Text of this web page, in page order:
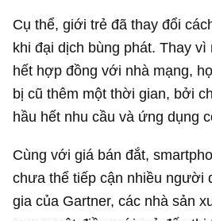
Cụ thể, giới trẻ đã thay đổi
khi đại dịch bùng phát. Thay vì
hết hợp đồng với nhà mạng,
bị cũ thêm một thời gian, bởi
hầu hết nhu cầu và ứng dụng
Cùng với giá bán đắt,
chưa thể tiếp cận nhiều người
gia của Gartner, các nhà sản